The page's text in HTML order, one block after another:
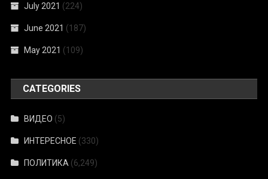
July 2021 (224)
June 2021 (187)
May 2021 (109)
CATEGORIES
ВИДЕО (5)
ИНТЕРЕСНОЕ (330)
ПОЛИТИКА (6,249)